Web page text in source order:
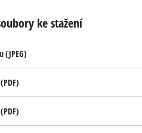
ke stažení
(JPEG)